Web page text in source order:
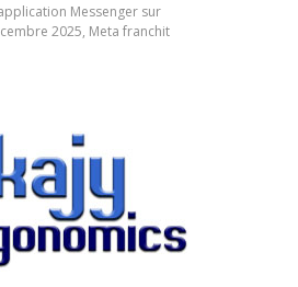
Messenger sur
2025, Meta franchit